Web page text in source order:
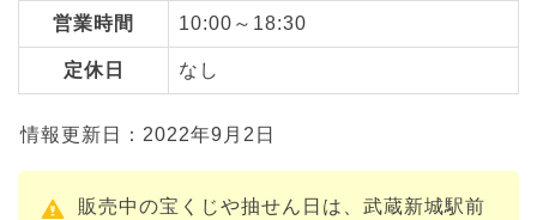
営業時間 10:00～18:30
定休日 なし
情報更新日：2022年9月2日
販売中の宝くじや抽せん日は、武蔵新城駅前